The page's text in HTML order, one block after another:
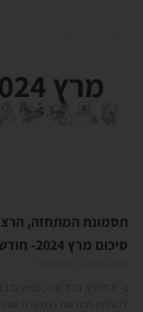
תסמונת המתחזה,
סיכום מרץ 2024- חודש הנשים
ב- 8 למרץ, בכל שנה,
להעלות למודעות המצערת